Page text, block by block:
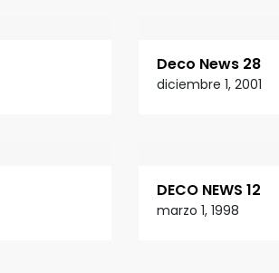
Deco News 28
diciembre 1, 2001
DECO NEWS 12
marzo 1, 1998